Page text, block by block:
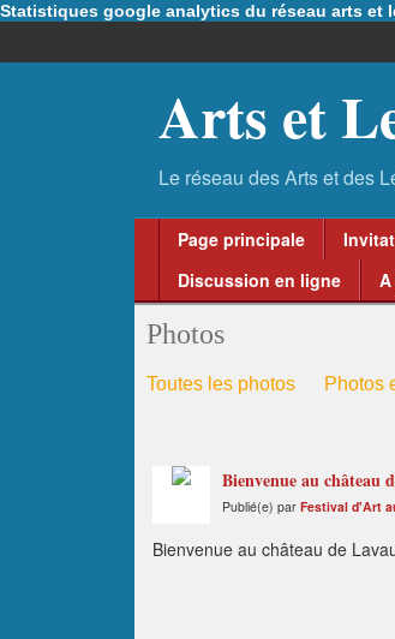
Statistiques google analytics du réseau arts et
Arts et
Page principale
Discussion en ligne
Photos
Toutes les photos Photos
Bienvenue au château
Publié(e) par Festival d'Art
Bienvenue au château de